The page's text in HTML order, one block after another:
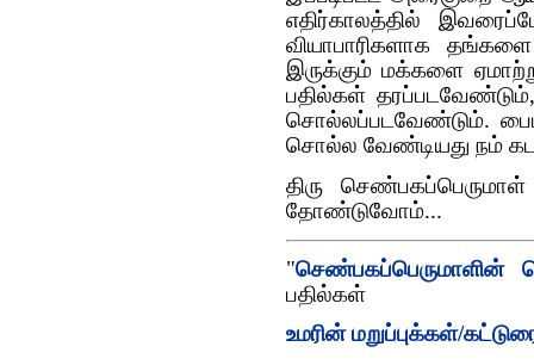
எதிர்காலத்தில்
வியாபாரிகளாக
இருக்கும் மக்களை
பதில்கள்
சொல்லப்படவேண்டும்.
சொல்ல வேண்டியது நம்
திரு
தோண்டுவோம்...
"செண்பகப்பெருமாளின்
பதில்கள்
உமரின் மறுப்புக்கள்/